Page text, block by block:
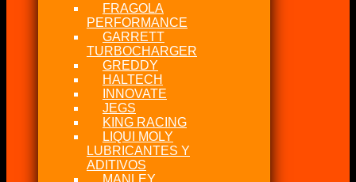
FRAGOLA
PERFORMANCE
GARRETT
TURBOCHARGER
GREDDY
HALTECH
INNOVATE
JEGS
KING RACING
LIQUI MOLY
LUBRICANTES Y
ADITIVOS
MANLEY